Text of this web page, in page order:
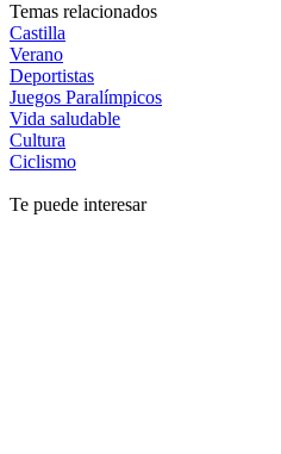
Temas relacionados
Castilla
Verano
Deportistas
Juegos Paralímpicos
Vida saludable
Cultura
Ciclismo
Te puede interesar